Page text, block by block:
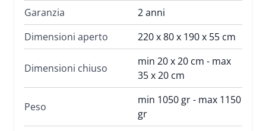
Garanzia
2 anni
Dimensioni aperto
220 x 80 x 190 x 55 cm
Dimensioni chiuso
min 20 x 20 cm - max
35 x 20 cm
Peso
min 1050 gr - max 1150
gr